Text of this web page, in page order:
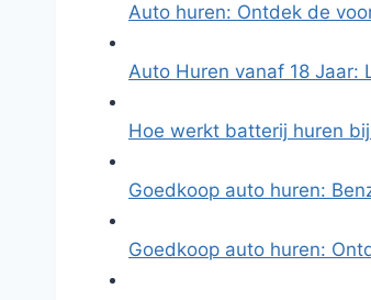
Auto huren: Ontdek de
Auto Huren vanaf 18 Jaar:
Hoe werkt batterij huren
Goedkoop auto huren:
Goedkoop auto huren: